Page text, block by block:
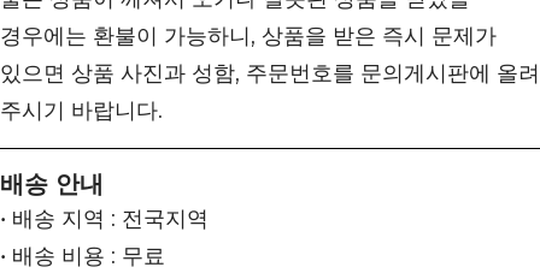
경우에는 환불이 가능하니, 상품을 받은 즉시 문제가
있으면 상품 사진과 성함, 주문번호를 문의게시판에 올려
주시기 바랍니다.
배송 안내
• 배송 지역 : 전국지역
• 배송 비용 : 무료